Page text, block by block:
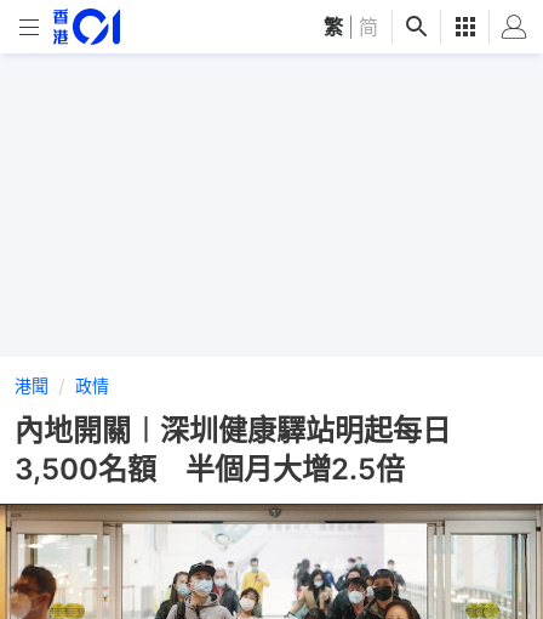
繁 简
港聞 政情
內地開關︱深圳健康驛站明起每日
3,500名額 半個月大增2.5倍